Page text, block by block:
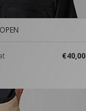
€40,00